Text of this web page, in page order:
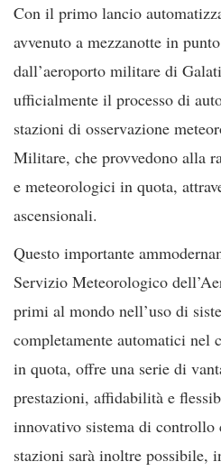
Con il primo lancio
avvenuto a mezzanotte in
dall’aeroporto militare di
ufficialmente il processo di
stazioni di osservazione
Militare, che provvedono alla
e meteorologici in quota,
ascensionali.
Questo importante
Servizio Meteorologico
primi al mondo nell’uso di
completamente automatici nel
in quota, offre una serie di
prestazioni, affidabilità e
innovativo sistema di
stazioni sarà inoltre possibile,